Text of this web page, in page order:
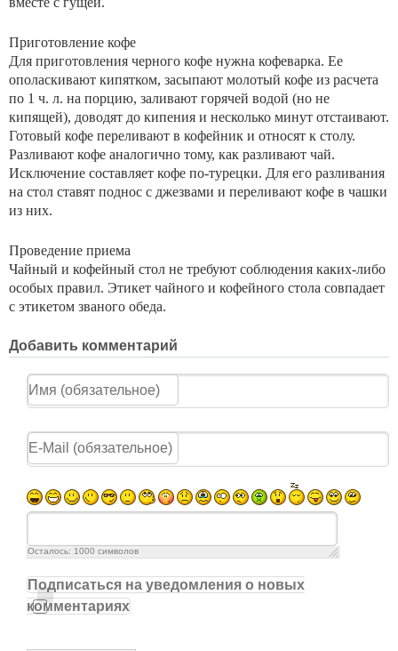
Приготовление кофе
Для приготовления черного кофе нужна кофеварка. Ее
ополаскивают кипятком, засыпают молотый кофе из расчета
по 1 ч. л. на порцию, заливают горячей водой (но не
кипящей), доводят до кипения и несколько минут отстаивают.
Готовый кофе переливают в кофейник и относят к столу.
Разливают кофе аналогично тому, как разливают чай.
Исключение составляет кофе по-турецки. Для его разливания
на стол ставят поднос с джезвами и переливают кофе в чашки
из них.
Проведение приема
Чайный и кофейный стол не требуют соблюдения каких-либо
особых правил. Этикет чайного и кофейного стола совпадает
с этикетом званого обеда.
Добавить комментарий
Осталось: 1000 символов
Подписаться на уведомления о новых
комментариях